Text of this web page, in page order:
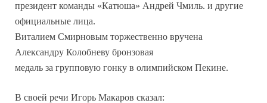
президент команды «Катюша» Андрей Чмиль. и другие
официальные лица.
Виталием Смирновым торжественно вручена
Александру Колобневу бронзовая
медаль за групповую гонку в олимпийском Пекине.
В своей речи Игорь Макаров сказал: